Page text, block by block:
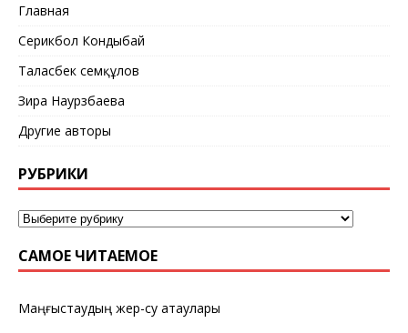
Главная
Серикбол Кондыбай
Таласбек Әсемқұлов
Зира Наурзбаева
Другие авторы
РУБРИКИ
САМОЕ ЧИТАЕМОЕ
Маңғыстаудың жер-су атаулары